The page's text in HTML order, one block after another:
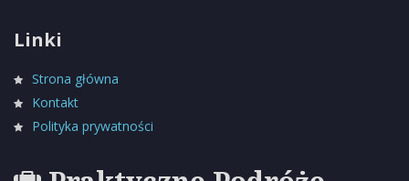
Linki
Strona główna
Kontakt
Polityka prywatności